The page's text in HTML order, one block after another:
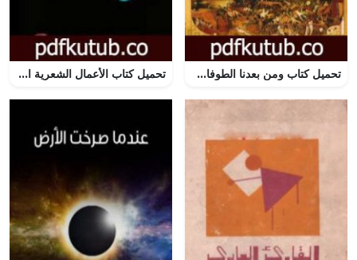
تحميل كتاب ومن بعدنا الطوفان – حكايات نهاية البشرية PDF تأليف مينيكه شيبر مجانا [كامل] تحميل كتاب الأعمال الشعرية الكاملة PDF تأليف فروغ فرخزاد مجانا [كامل]